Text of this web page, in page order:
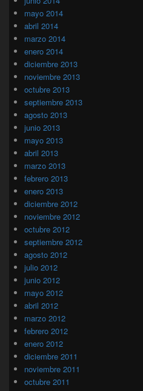
mayo 2014
abril 2014
marzo 2014
enero 2014
diciembre 2013
noviembre 2013
octubre 2013
septiembre 2013
agosto 2013
junio 2013
mayo 2013
abril 2013
marzo 2013
febrero 2013
enero 2013
diciembre 2012
noviembre 2012
octubre 2012
septiembre 2012
agosto 2012
julio 2012
junio 2012
mayo 2012
abril 2012
marzo 2012
febrero 2012
enero 2012
diciembre 2011
noviembre 2011
octubre 2011